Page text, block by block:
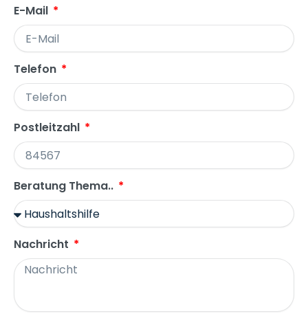
E-Mail
Telefon
Postleitzahl
Beratung Thema..
Nachricht